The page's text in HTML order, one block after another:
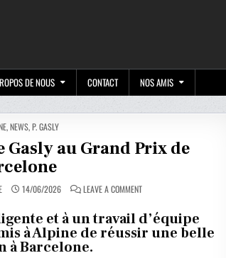
DE NOUS CONTACT NOS AMIS
,NEWS,P. GASLY
Gasly au Grand Prix de
14/06/2026 LEAVE A COMMENTON
REMONTÉE
DE
GASLY
AU
et à un travail d’équipe
à Alpine de réussir une belle
à Barcelone.